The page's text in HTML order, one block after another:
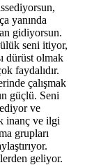
yanında
gidiyorsun.
seni itiyor,
dürüst olmak
faydalıdır.
çalışmak
güçlü. Seni
ve
inanç ve ilgi
grupları
geliyor.